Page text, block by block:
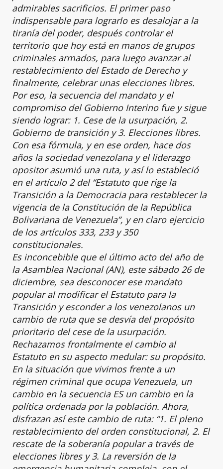
admirables sacrificios. El primer paso
indispensable para lograrlo es desalojar a la
tiranía del poder, después controlar el
territorio que hoy está en manos de grupos
criminales armados, para luego avanzar al
restablecimiento del Estado de Derecho y
finalmente, celebrar unas elecciones libres.
Por eso, la secuencia del mandato y el
compromiso del Gobierno Interino fue y sigue
siendo lograr: 1. Cese de la usurpación, 2.
Gobierno de transición y 3. Elecciones libres.
Con esa fórmula, y en ese orden, hace dos
años la sociedad venezolana y el liderazgo
opositor asumió una ruta, y así lo estableció
en el artículo 2 del “Estatuto que rige la
Transición a la Democracia para restablecer la
vigencia de la Constitución de la República
Bolivariana de Venezuela”, y en claro ejercicio
de los artículos 333, 233 y 350
constitucionales.
Es inconcebible que el último acto del año de
la Asamblea Nacional (AN), este sábado 26 de
diciembre, sea desconocer ese mandato
popular al modificar el Estatuto para la
Transición y esconder a los venezolanos un
cambio de ruta que se desvía del propósito
prioritario del cese de la usurpación.
Rechazamos frontalmente el cambio al
Estatuto en su aspecto medular: su propósito.
En la situación que vivimos frente a un
régimen criminal que ocupa Venezuela, un
cambio en la secuencia ES un cambio en la
política ordenada por la población. Ahora,
disfrazan así este cambio de ruta: “1. El pleno
restablecimiento del orden constitucional, 2. El
rescate de la soberanía popular a través de
elecciones libres y 3. La reversión de la